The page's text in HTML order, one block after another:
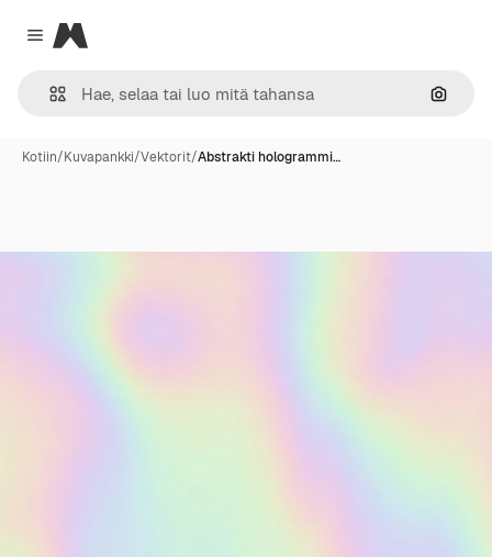
Close menu
Magnific
Hae
Kotiin/Kuvapankki/Vektorit/Abstrakti hologrammi…